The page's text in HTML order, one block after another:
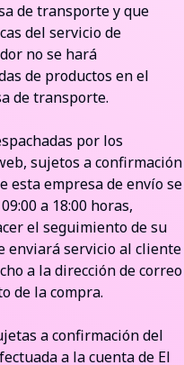
de transporte y que
del servicio de
no se hará
de productos en el
de transporte.
por los
sujetos a confirmación
esta empresa de envío se
a 18:00 horas,
el seguimiento de su
enviará servicio al cliente
a la dirección de correo
de la compra.
a confirmación del
a la cuenta de El